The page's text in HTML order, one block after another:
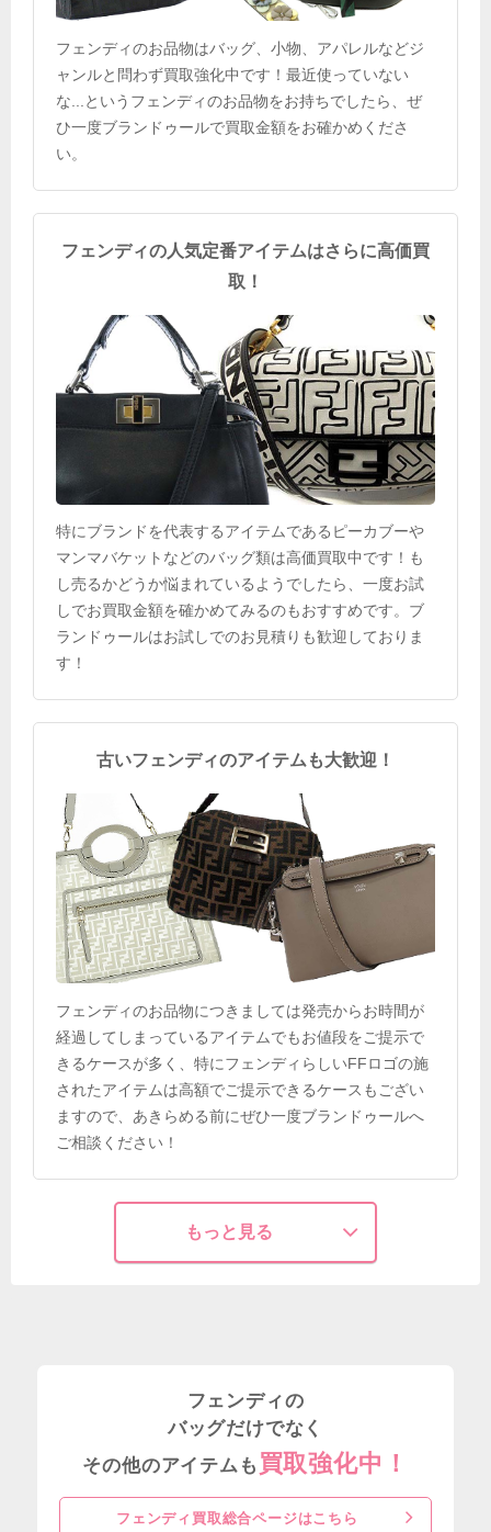
フェンディのお品物はバッグ、小物、アパレルなどジ
ャンルと問わず買取強化中です！最近使っていない
な...というフェンディのお品物をお持ちでしたら、ぜ
ひ一度ブランドゥールで買取金額をお確かめくださ
い。
フェンディの人気定番アイテムはさらに高価買
取！
特にブランドを代表するアイテムであるピーカブーや
マンマバケットなどのバッグ類は高価買取中です！も
し売るかどうか悩まれているようでしたら、一度お試
しでお買取金額を確かめてみるのもおすすめです。ブ
ランドゥールはお試しでのお見積りも歓迎しておりま
す！
古いフェンディのアイテムも大歓迎！
フェンディのお品物につきましては発売からお時間が
経過してしまっているアイテムでもお値段をご提示で
きるケースが多く、特にフェンディらしいFFロゴの施
されたアイテムは高額でご提示できるケースもござい
ますので、あきらめる前にぜひ一度ブランドゥールへ
ご相談ください！
もっと見る
フェンディの
バッグだけでなく
その他のアイテムも 買取強化中！
フェンディ買取総合ページはこちら